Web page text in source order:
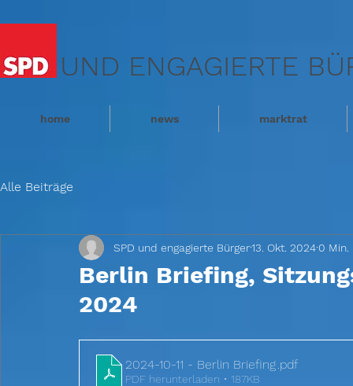
UND ENGAGIERTE
home news marktrat
Alle Beiträge
Berlin Briefing,
2024
SPD und engagierte Bürger13. Okt. 20240 Min.
2024-10-11 - Berlin Briefing .pdf
PDF herunterladen • 187KB